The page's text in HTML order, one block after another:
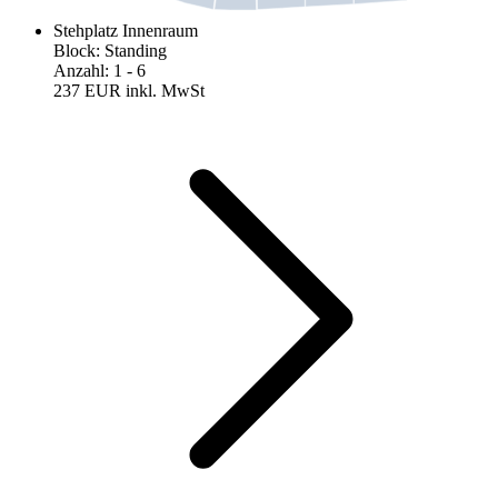
Stehplatz Innenraum
Block: Standing
Anzahl: 1 - 6
237 EUR inkl. MwSt